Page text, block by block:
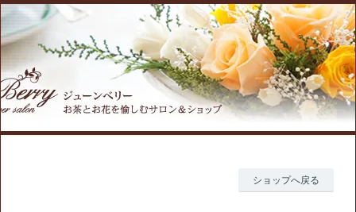
ショップへ戻る